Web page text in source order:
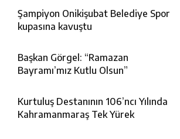
Şampiyon Onikişubat Belediye Spor
kupasına kavuştu
Başkan Görgel: “Ramazan
Bayramı’mız Kutlu Olsun”
Kurtuluş Destanının 106’ncı Yılında
Kahramanmaraş Tek Yürek